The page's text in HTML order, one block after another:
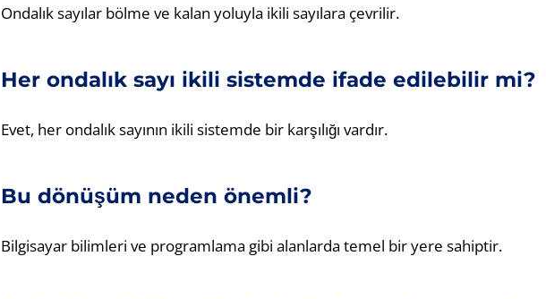
Ondalık sayılar bölme ve kalan yoluyla ikili sayılara çevrilir.
Her ondalık sayı ikili sistemde ifade edilebilir mi?
Evet, her ondalık sayının ikili sistemde bir karşılığı vardır.
Bu dönüşüm neden önemli?
Bilgisayar bilimleri ve programlama gibi alanlarda temel bir yere sahiptir.